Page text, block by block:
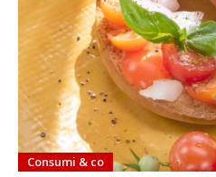
Consumi & co